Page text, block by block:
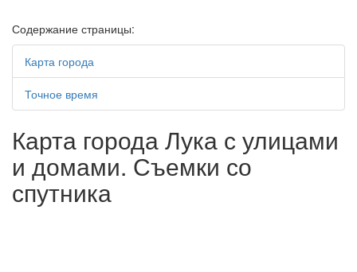
Содержание страницы:
Карта города
Точное время
Карта города Лука с улицами
и домами. Съемки со
спутника